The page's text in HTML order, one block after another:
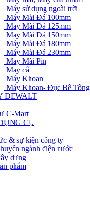
Máy sử dụng ngoài trời
Máy Mài Đá 100mm
Máy Mài Đá 125mm
Máy Mài Đá 150mm
Máy Mài Đá 180mm
Máy Mài Đá 230mm
Máy Mài Pin
Máy cắt
Máy Khoan
Máy Khoan- Đục Bê Tông
DEWALT
C-Mart
CỤ
& sự kiện công ty
ngành điện nước
dựng
phẩm